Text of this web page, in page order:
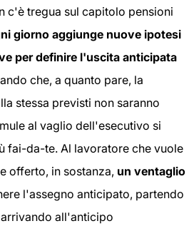
c'è tregua sul capitolo pensioni
giorno aggiunge nuove ipotesi
per definire l'uscita anticipata
che, a quanto pare, la
stessa previsti non saranno
al vaglio dell'esecutivo si
fai-da-te. Al lavoratore che vuole
offerto, in sostanza, un ventaglio
l'assegno anticipato, partendo
all'anticipo